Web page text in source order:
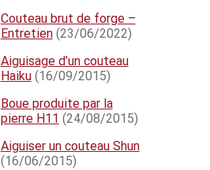
Couteau brut de forge –
Entretien(23/06/2022)
Aiguisage d’un couteau
Haiku(16/09/2015)
Boue produite par la
pierre H11 (24/08/2015)
Aiguiser un couteau Shun
(16/06/2015)